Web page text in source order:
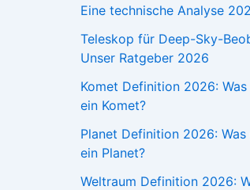
Eine technische Analyse
Teleskop für Deep-Sky-
Unser Ratgeber 2026
Komet Definition 2026:
ein Komet?
Planet Definition 2026: Was
ein Planet?
Weltraum Definition 2026: